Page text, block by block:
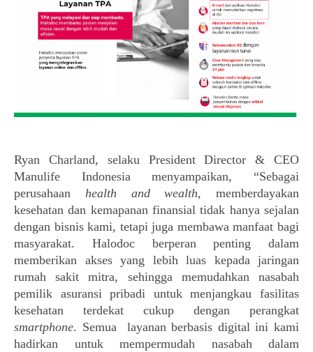
Ryan Charland, selaku President Director & CEO
Manulife Indonesia menyampaikan, “Sebagai
perusahaan health and wealth, memberdayakan
kesehatan dan kemapanan finansial tidak hanya sejalan
dengan bisnis kami, tetapi juga membawa manfaat bagi
masyarakat. Halodoc berperan penting dalam
memberikan akses yang lebih luas kepada jaringan
rumah sakit mitra, sehingga memudahkan nasabah
pemilik asuransi pribadi untuk menjangkau fasilitas
smartphone. Semua
layanan berbasis digital ini kami